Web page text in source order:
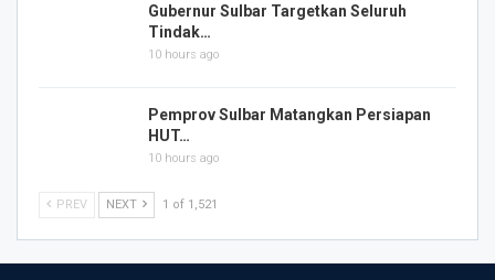
Gubernur Sulbar Targetkan Seluruh
Tindak…
10 hours ago
Pemprov Sulbar Matangkan Persiapan
HUT…
10 hours ago
PREV NEXT 1 of 1,521